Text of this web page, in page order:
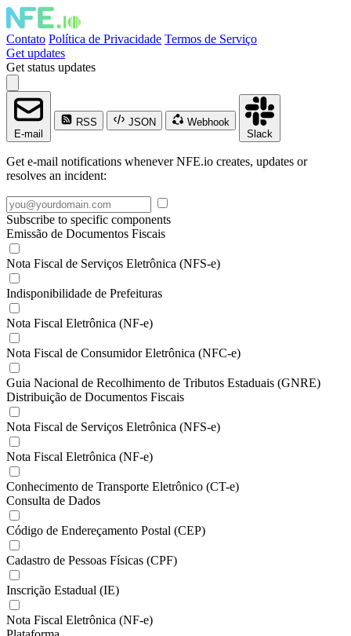
Contato Política de Privacidade Termos de Serviço
Get updates
Get status updates
E-mail
RSS JSON
Webhook
Slack
Get e-mail notifications whenever NFE.io creates, updates or
resolves an incident:
Subscribe to specific components
Emissão de Documentos Fiscais
Nota Fiscal de Serviços Eletrônica (NFS-e)
Indisponibilidade de Prefeituras
Nota Fiscal Eletrônica (NF-e)
Nota Fiscal de Consumidor Eletrônica (NFC-e)
Guia Nacional de Recolhimento de Tributos Estaduais (GNRE)
Distribuição de Documentos Fiscais
Nota Fiscal de Serviços Eletrônica (NFS-e)
Nota Fiscal Eletrônica (NF-e)
Conhecimento de Transporte Eletrônico (CT-e)
Consulta de Dados
Código de Endereçamento Postal (CEP)
Cadastro de Pessoas Físicas (CPF)
Inscrição Estadual (IE)
Nota Fiscal Eletrônica (NF-e)